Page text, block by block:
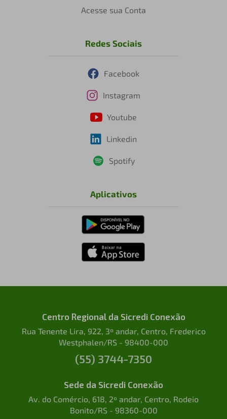
Acesse sua Conta
Redes Sociais
Facebook
Instagram
Youtube
Linkedin
Spotify
Aplicativos
Centro Regional da Sicredi Conexão
Rua Tenente Lira, 922, 3º andar, Centro, Frederico
Westphalen/RS - 98400-000
(55) 3744-7350
Sede da Sicredi Conexão
Av. do Comércio, 618, 2º andar, Centro, Rodeio
Bonito/RS - 98360-000